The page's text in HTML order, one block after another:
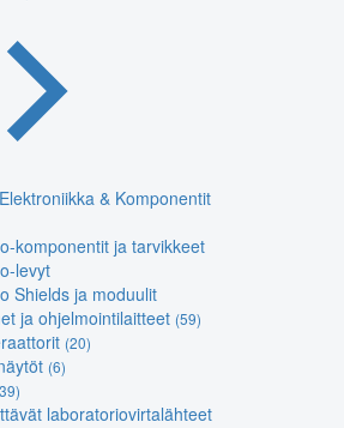
& Komponentit
komponentit ja tarvikkeet
levyt
Shields ja moduulit
ja ohjelmointilaitteet (59)
(20)
(6)
laboratoriovirtalähteet